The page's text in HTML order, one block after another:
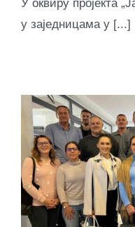
У оквиру пројекта
у заједницама у [...]